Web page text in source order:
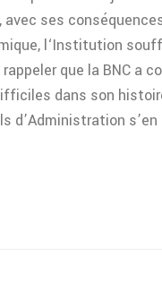
avec ses
l‘Institution
que la BNC a
dans son
d’Administration